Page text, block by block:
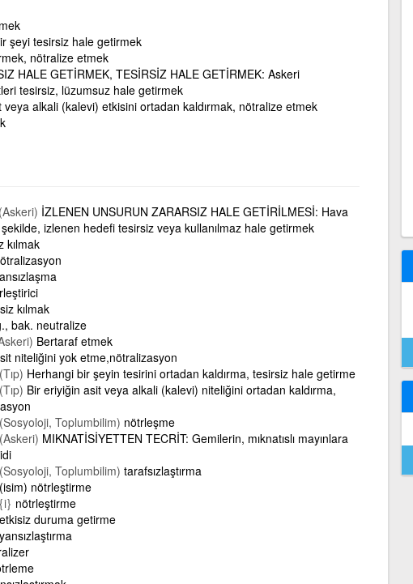
şeyi tesirsiz hale getirmek
nötralize etmek
HALE GETİRMEK, TESİRSİZ HALE GETİRMEK: Askeri
tesirsiz, lüzumsuz hale getirmek
veya alkali (kalevi) etkisini ortadan kaldırmak, nötralize etmek
(Askeri) İZLENEN UNSURUN ZARARSIZ HALE GETİRİLMESİ: Hava
şekilde, izlenen hedefi tesirsiz veya kullanılmaz hale getirmek
kılmak
kılmak
bak. neutralize
Bertaraf etmek
niteliğini yok etme,nötralizasyon
(Tıp) Herhangi bir şeyin tesirini ortadan kaldırma, tesirsiz hale getirme
(Tıp) Bir eriyiğin asit veya alkali (kalevi) niteliğini ortadan kaldırma,
(Sosyoloji, Toplumbilim) nötrleşme
(Askeri) MIKNATİSİYETTEN TECRİT: Gemilerin, mıknatıslı mayınlara
(Sosyoloji, Toplumbilim) tarafsızlaştırma
(isim) nötrleştirme
{i} nötrleştirme
etkisiz duruma getirme
yansızlaştırma